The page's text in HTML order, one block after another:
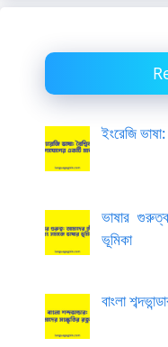
ইংরেজি
ভাষার
ভূমিকা
বাংলা